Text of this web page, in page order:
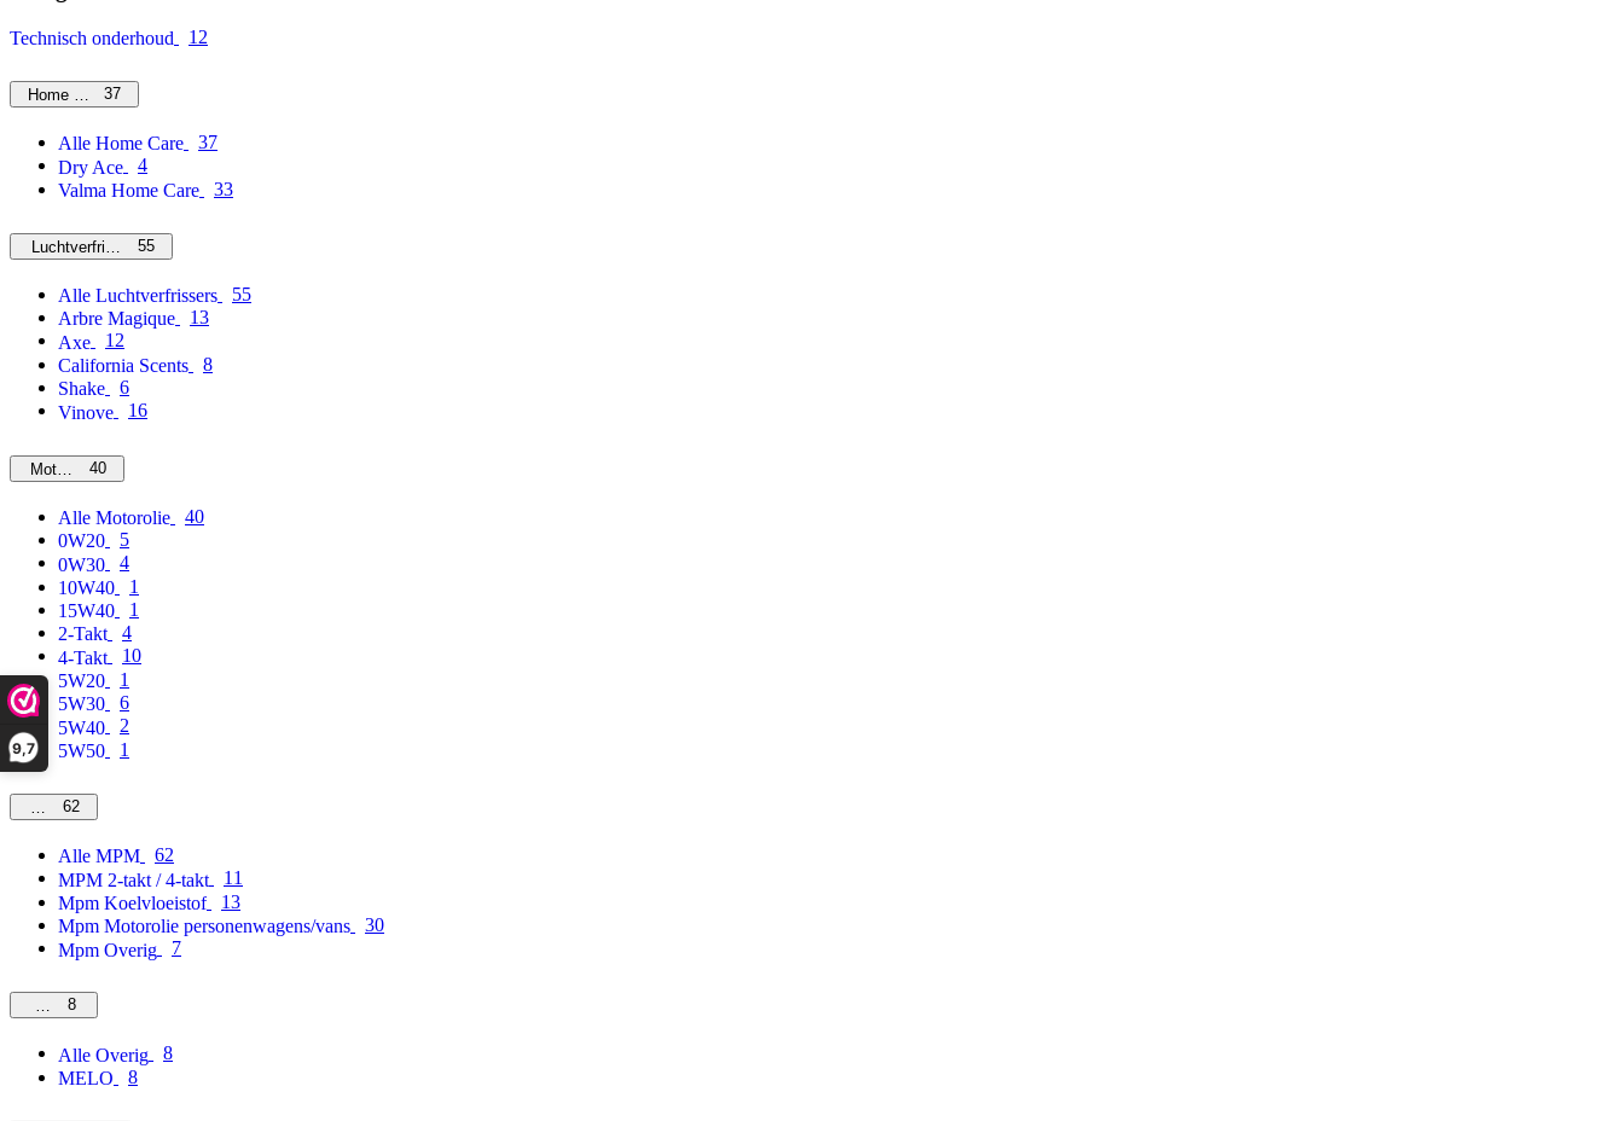
9,7
Technisch onderhoud 12
Home Care37
Alle Home Care
37
Dry Ace
4
Valma Home Care
33
Luchtverfrissers55
Alle Luchtverfrissers
55
Arbre Magique
13
Axe
12
California Scents
8
Shake
6
Vinove
16
Motorolie40
Alle Motorolie
40
0W20
5
0W30
4
10W40
1
15W40
1
2-Takt
4
4-Takt
10
5W20
1
5W30
6
5W40
2
5W50
1
MPM62
Alle MPM
62
MPM 2-takt / 4-takt
11
Mpm Koelvloeistof
13
Mpm Motorolie personenwagens/vans
30
Mpm Overig
7
Overig
8
Alle Overig
8
MELO
8